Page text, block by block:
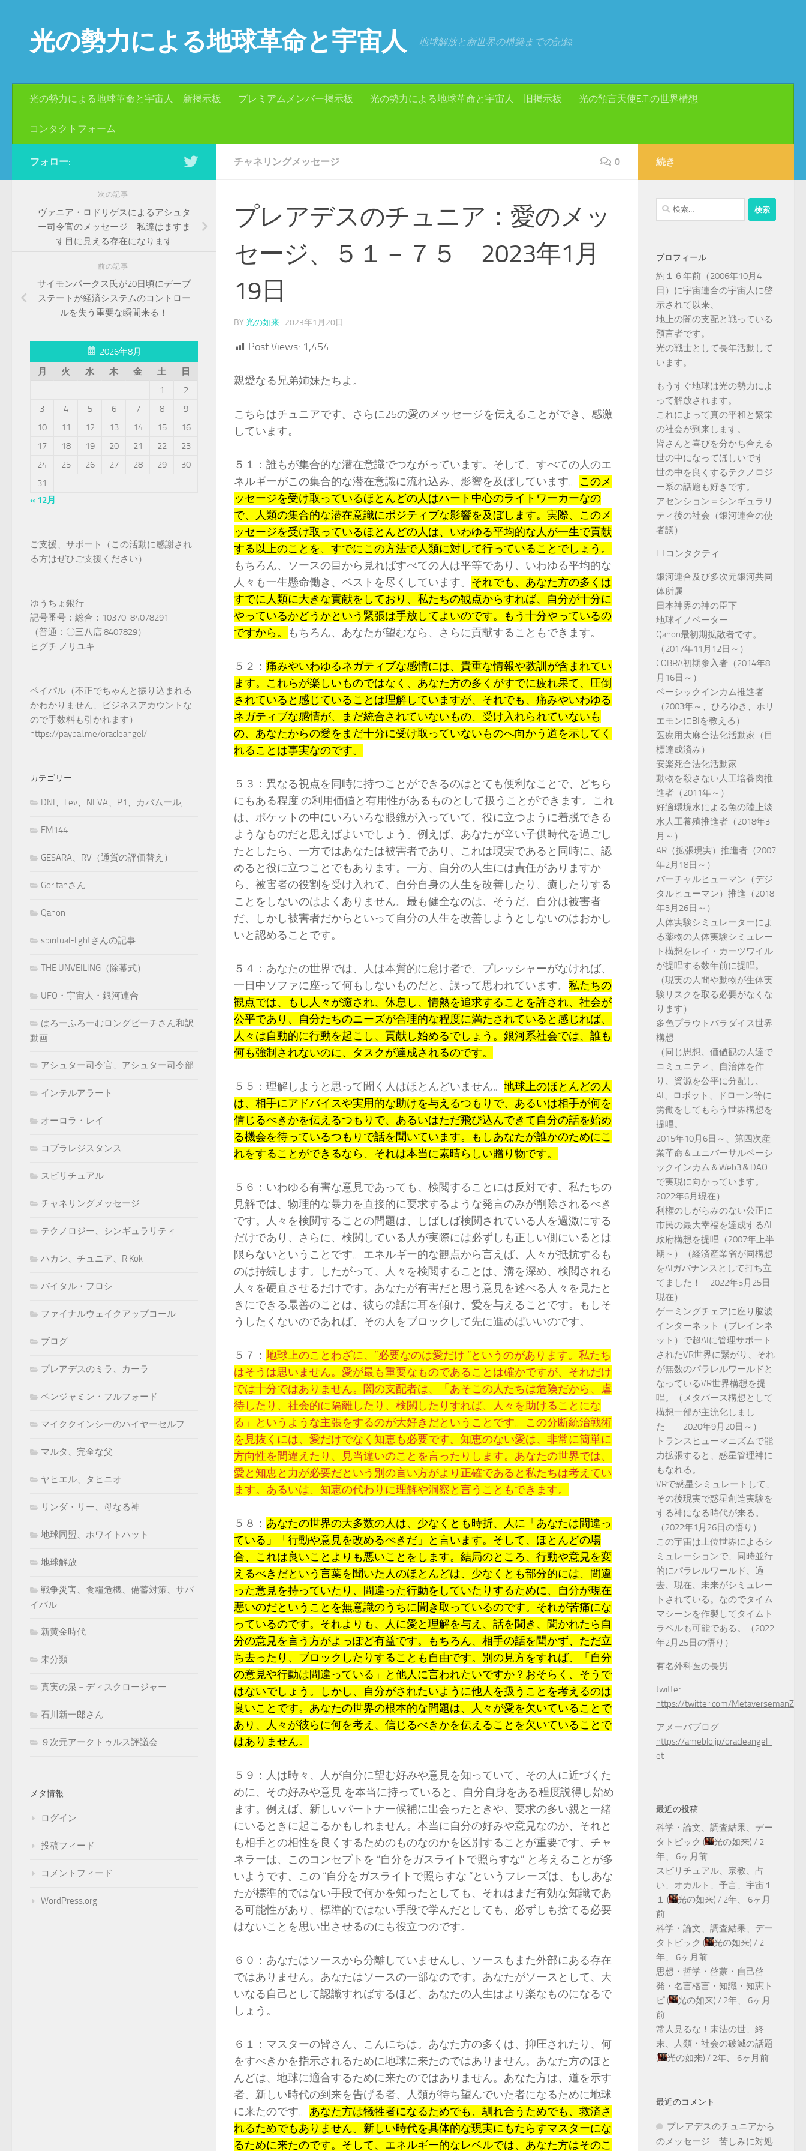
光の勢力による地球革命と宇宙人 地球解放と新世界の構築までの記録
光の勢力による地球革命と宇宙人 新掲示板 プレミアムメンバー掲示板 光の勢力による地球革命と宇宙人 旧掲示板 光の預言天使E.T.の世界構想
コンタクトフォーム
チャネリングメッセージ 0
プレアデスのチュニア：愛のメッ
セージ、５１－７５ 2023年1月
19日
BY 光の如来 · 2023年1月20日
Post Views: 1,454
親愛なる兄弟姉妹たちよ。
こちらはチュニアです。さらに25の愛のメッセージを伝えることができ、感激
しています。
５１：誰もが集合的な潜在意識でつながっています。そして、すべての人のエ
ネルギーがこの集合的な潜在意識に流れ込み、影響を及ぼしています。 このメ
ッセージを受け取っているほとんどの人はハート中心のライトワーカーなの
で、人類の集合的な潜在意識にポジティブな影響を及ぼします。実際、このメ
ッセージを受け取っているほとんどの人は、いわゆる平均的な人が一生で貢献
する以上のことを、すでにこの方法で人類に対して行っていることでしょう。
もちろん、ソースの目から見ればすべての人は平等であり、いわゆる平均的な
人々も一生懸命働き、ベストを尽くしています。 それでも、あなた方の多くは
すでに人類に大きな貢献をしており、私たちの観点からすれば、自分が十分に
やっているかどうかという緊張は手放してよいのです。もう十分やっているの
ですから。
もちろん、あなたが望むなら、さらに貢献することもできます。
５２： 痛みやいわゆるネガティブな感情には、貴重な情報や教訓が含まれてい
ます。これらが楽しいものではなく、あなた方の多くがすでに疲れ果て、圧倒
されていると感じていることは理解していますが、それでも、痛みやいわゆる
ネガティブな感情が、まだ統合されていないもの、受け入れられていないも
の、あなたからの愛をまだ十分に受け取っていないものへ向かう道を示してく
れることは事実なのです。
５３：異なる視点を同時に持つことができるのはとても便利なことで、どちら
にもある程度 の利用価値と有用性があるものとして扱うことができます。これ
は、ポケットの中にいろいろな眼鏡が入っていて、役に立つように着脱できる
ようなものだと思えばよいでしょう。例えば、あなたが辛い子供時代を過ごし
たとしたら、一方ではあなたは被害者であり、これは現実であると同時に、認
めると役に立つことでもあります。一方、自分の人生には責任がありますか
ら、被害者の役割を受け入れて、自分自身の人生を改善したり、癒したりする
ことをしないのはよくありません。最も健全なのは、そうだ、自分は被害者
だ、しかし被害者だからといって自分の人生を改善しようとしないのはおかし
いと認めることです。
５４：あなたの世界では、人は本質的に怠け者で、プレッシャーがなければ、
一日中ソファに座って何もしないものだと、誤って思われています。 私たちの
観点では、もし人々が癒され、休息し、情熱を追求することを許され、社会が
公平であり、自分たちのニーズが合理的な程度に満たされていると感じれば、
人々は自動的に行動を起こし、貢献し始めるでしょう。銀河系社会では、誰も
何も強制されないのに、タスクが達成されるのです。
５５：理解しようと思って聞く人はほとんどいません。 地球上のほとんどの人
は、相手にアドバイスや実用的な助けを与えるつもりで、あるいは相手が何を
信じるべきかを伝えるつもりで、あるいはただ飛び込んできて自分の話を始め
る機会を待っているつもりで話を聞いています。もしあなたが誰かのためにこ
れをすることができるなら、それは本当に素晴らしい贈り物です。
５６：いわゆる有害な意見であっても、検閲することには反対です。私たちの
見解では、物理的な暴力を直接的に要求するような発言のみが削除されるべき
です。人々を検閲することの問題は、しばしば検閲されている人を過激にする
だけであり、さらに、検閲している人が実際には必ずしも正しい側にいるとは
限らないということです。エネルギー的な観点から言えば、人々が抵抗するも
のは持続します。したがって、人々を検閲することは、溝を深め、検閲される
人々を硬直させるだけです。あなたが有害だと思う意見を述べる人々を見たと
きにできる最善のことは、彼らの話に耳を傾け、愛を与えることです。もしそ
うしたくないのであれば、その人をブロックして先に進めばいいのです。
５７： 地球上のことわざに、”必要なのは愛だけ “というのがあります。私たち
はそうは思いません。愛が最も重要なものであることは確かですが、それだけ
では十分ではありません。闇の支配者は、「あそこの人たちは危険だから、虐
待したり、社会的に隔離したり、検閲したりすれば、人々を助けることにな
る」というような主張をするのが大好きだということです。この分断統治戦術
を見抜くには、愛だけでなく知恵も必要です。知恵のない愛は、非常に簡単に
方向性を間違えたり、見当違いのことを言ったりします。あなたの世界では、
愛と知恵と力が必要だという別の言い方がより正確であると私たちは考えてい
ます。あるいは、知恵の代わりに理解や洞察と言うこともできます。
５８： あなたの世界の大多数の人は、少なくとも時折、人に「あなたは間違っ
ている」「行動や意見を改めるべきだ」と言います。そして、ほとんどの場
合、これは良いことよりも悪いことをします。結局のところ、行動や意見を変
えるべきだという言葉を聞いた人のほとんどは、少なくとも部分的には、間違
った意見を持っていたり、間違った行動をしていたりするために、自分が現在
悪いのだということを無意識のうちに聞き取っているのです。それが苦痛にな
っているのです。それよりも、人に愛と理解を与え、話を聞き、聞かれたら自
分の意見を言う方がよっぽど有益です。もちろん、相手の話を聞かず、ただ立
ち去ったり、ブロックしたりすることも自由です。別の見方をすれば、「自分
の意見や行動は間違っている」と他人に言われたいですか？おそらく、そうで
はないでしょう。しかし、自分がされたいように他人を扱うことを考えるのは
良いことです。あなたの世界の根本的な問題は、人々が愛を欠いていることで
あり、人々が彼らに何を考え、信じるべきかを伝えることを欠いていることで
はありません。
５９：人は時々、人が自分に望む好みや意見を知っていて、その人に近づくた
めに、その好みや意見 を本当に持っていると、自分自身をある程度説得し始め
ます。例えば、新しいパートナー候補に出会ったときや、要求の多い親と一緒
にいるときに起こるかもしれません。本当に自分の好みや意見なのか、それと
も相手との相性を良くするためのものなのかを区別することが重要です。チャ
ネラーは、このコンセプトを “自分をガスライトで照らすな” と考えることが多
いようです。この “自分をガスライトで照らすな “というフレーズは、もしあな
たが標準的ではない手段で何かを知ったとしても、それはまだ有効な知識であ
る可能性があり、標準的ではない手段で学んだとしても、必ずしも捨てる必要
はないことを思い出させるのにも役立つのです。
６０：あなたはソースから分離していませんし、ソースもまた外部にある存在
ではありません。あなたはソースの一部なのです。あなたがソースとして、大
いなる自己として認識すればするほど、あなたの人生はより楽なものになるで
しょう。
６１：マスターの皆さん、こんにちは。あなた方の多くは、抑圧されたり、何
をすべきかを指示されるために地球に来たのではありません。あなた方のほと
んどは、地球に適合するために来たのではありません。あなた方は、道を示す
者、新しい時代の到来を告げる者、人類が待ち望んでいた者になるために地球
に来たのです。 あなた方は犠牲者になるためでも、馴れ合うためでも、救済さ
れるためでもありません。新しい時代を具体的な現実にもたらすマスターにな
るために来たのです。そして、エネルギー的なレベルでは、あなた方はそのこ
フォロー:
次の記事
ヴァニア・ロドリゲスによるアシュタ
ー司令官のメッセージ 私達はますま
す目に見える存在になります
前の記事
サイモンパークス氏が20日頃にデープ
ステートが経済システムのコントロー
ルを失う重要な瞬間来る！
2026年8月
月
火 水 木 金 土
日
1
2
3
4 5 6 7 8
9
10
11 12 13 14 15
16
17
18 19 20 21 22
23
24
25 26 27 28 29
30
31
« 12月
ご支援、サポート（この活動に感謝され
る方はぜひご支援ください）
ゆうちょ銀行
記号番号：総合：10370-84078291
（普通：〇三八店 8407829）
ヒグチ ノリユキ
ペイパル（不正でちゃんと振り込まれる
かわかりません、ビジネスアカウントな
ので手数料も引かれます）
https://paypal.me/oracleangel/
カテゴリー
DNI、Lev、NEVA、P1、カバムール,
FM144
GESARA、RV（通貨の評価替え）
Goritanさん
Qanon
spiritual-lightさんの記事
THE UNVEILING（除幕式）
UFO・宇宙人・銀河連合
はろーふろーむロングビーチさん和訳
動画
アシュター司令官、アシュター司令部
インテルアラート
オーロラ・レイ
コブラレジスタンス
スピリチュアル
チャネリングメッセージ
テクノロジー、シンギュラリティ
ハカン、チュニア、R'Kok
バイタル・フロシ
ファイナルウェイクアップコール
ブログ
プレアデスのミラ、カーラ
ベンジャミン・フルフォード
マイククインシーのハイヤーセルフ
マルタ、完全な父
ヤヒエル、タヒニオ
リンダ・リー、母なる神
地球同盟、ホワイトハット
地球解放
戦争災害、食糧危機、備蓄対策、サバ
イバル
新黄金時代
未分類
真実の泉－ディスクロージャー
石川新一郎さん
９次元アークトゥルス評議会
メタ情報
ログイン
投稿フィード
コメントフィード
WordPress.org
続き
検
索:
プロフィール
約１６年前（2006年10月4
日）に宇宙連合の宇宙人に啓
示されて以来、
地上の闇の支配と戦っている
預言者です。
光の戦士として長年活動して
います。
もうすぐ地球は光の勢力によ
って解放されます。
これによって真の平和と繁栄
の社会が到来します。
皆さんと喜びを分かち合える
世の中になってほしいです
世の中を良くするテクノロジ
ー系の話題も好きです。
アセンション＝シンギュラリ
ティ後の社会（銀河連合の使
者談）
ETコンタクティ
銀河連合及び多次元銀河共同
体所属
日本神界の神の臣下
地球イノベーター
Qanon最初期拡散者です。
（2017年11月12日～）
COBRA初期参入者（2014年8
月16日～）
ベーシックインカム推進者
（2003年～、ひろゆき、ホリ
エモンにBIを教える）
医療用大麻合法化活動家（目
標達成済み）
安楽死合法化活動家
動物を殺さない人工培養肉推
進者（2011年～）
好適環境水による魚の陸上淡
水人工養殖推進者（2018年3
月～）
AR（拡張現実）推進者（2007
年2月18日～）
バーチャルヒューマン（デジ
タルヒューマン）推進（2018
年3月26日～）
人体実験シミュレーターによ
る薬物の人体実験シミュレー
ト構想をレイ・カーツワイル
が提唱する数年前に提唱。
（現実の人間や動物が生体実
験リスクを取る必要がなくな
ります）
多色プラウトパラダイス世界
構想
（同じ思想、価値観の人達で
コミュニティ、自治体を作
り、資源を公平に分配し、
AI、ロボット、ドローン等に
労働をしてもらう世界構想を
提唱。
2015年10月6日～、第四次産
業革命＆ユニバーサルベーシ
ックインカム＆Web3＆DAO
で実現に向かっています。
2022年6月現在）
利権のしがらみのない公正に
市民の最大幸福を達成するAI
政府構想を提唱（2007年上半
期～）（経済産業省が同構想
をAIガバナンスとして打ち立
てました！ 2022年5月25日
現在）
ゲーミングチェアに座り脳波
インターネット（ブレインネ
ット）で超AIに管理サポート
されたVR世界に繋がり、それ
が無数のパラレルワールドと
なっているVR世界構想を提
唱。（メタバース構想として
構想一部が主流化しまし
た 2020年9月20日～）
トランスヒューマニズムで能
力拡張すると、惑星管理神に
もなれる。
VRで惑星シミュレートして、
その後現実で惑星創造実験を
する神になる時代が来る。
（2022年1月26日の悟り）
この宇宙は上位世界によるシ
ミュレーションで、同時並行
的にパラレルワールド、過
去、現在、未来がシミュレー
トされている。なのでタイム
マシーンを作製してタイムト
ラベルも可能である。（2022
年2月25日の悟り）
有名外科医の長男
twitter
https://twitter.com/MetaversemanZ
アメーバブログ
https://ameblo.jp/oracleangel-
et
最近の投稿
科学・論文、調査結果、デー
タトピック ( 光の如来) / 2
年、 6ヶ月前
スピリチュアル、宗教、占
い、オカルト、予言、宇宙１
１ ( 光の如来) / 2年、 6ヶ月
前
科学・論文、調査結果、デー
タトピック ( 光の如来) / 2
年、 6ヶ月前
思想・哲学・啓蒙・自己啓
発・名言格言・知識・知恵ト
ピ ( 光の如来) / 2年、 6ヶ月
前
常人見るな！末法の世、終
末、人類・社会の破滅の話題
(
光の如来) / 2年、 6ヶ月前
最近のコメント
プレアデスのチュニアから
のメッセージ 苦しみに対処